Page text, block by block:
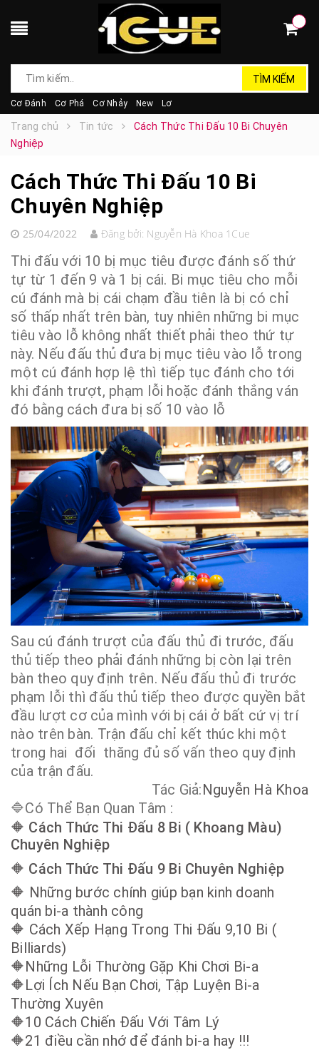
TÌM KIẾM
Cơ Đánh Cơ Phá Cơ Nhảy New Lơ
Trang chủ Tin tức
Cách Thức Thi Đấu 10 Bi Chuyên
Nghiệp
Cách Thức Thi Đấu 10 Bi
Chuyên Nghiệp
25/04/2022 Đăng bởi: Nguyễn Hà Khoa 1Cue
Thi đấu với 10 bị mục tiêu được đánh số thứ
tự từ 1 đến 9 và 1 bị cái. Bi mục tiêu cho mỗi
cú đánh mà bị cái chạm đầu tiên là bị có chỉ
số thấp nhất trên bàn, tuy nhiên những bi mục
tiêu vào lỗ không nhất thiết phải theo thứ tự
này. Nếu đấu thủ đưa bị mục tiêu vào lỗ trong
một cú đánh hợp lệ thì tiếp tục đánh cho tới
khi đánh trượt, phạm lỗi hoặc đánh thắng ván
đó bằng cách đưa bị số 10 vào lỗ
Sau cú đánh trượt của đấu thủ đi trước, đấu
thủ tiếp theo phải đánh những bị còn lại trên
bàn theo quy định trên. Nếu đấu thủ đi trước
phạm lỗi thì đấu thủ tiếp theo được quyền bắt
đầu lượt cơ của mình với bị cái ở bất cứ vị trí
nào trên bàn. Trận đấu chỉ kết thúc khi một
trong hai đối thăng đủ số vấn theo quy định
của trận đấu.
Tác Giả:Nguyễn Hà Khoa
🔷Có Thể Bạn Quan Tâm :
🔶 Cách Thức Thi Đấu 8 Bi ( Khoang Màu)
Chuyên Nghiệp
🔶 Cách Thức Thi Đấu 9 Bi Chuyên Nghiệp
🔶 Những bước chính giúp bạn kinh doanh
quán bi-a thành công
🔶 Cách Xếp Hạng Trong Thi Đấu 9,10 Bi (
Billiards)
🔶Những Lỗi Thường Gặp Khi Chơi Bi-a
🔶Lợi Ích Nếu Bạn Chơi, Tập Luyện Bi-a
Thường Xuyên
🔶10 Cách Chiến Đấu Với Tâm Lý
🔶21 điều cần nhớ để đánh bi-a hay !!!